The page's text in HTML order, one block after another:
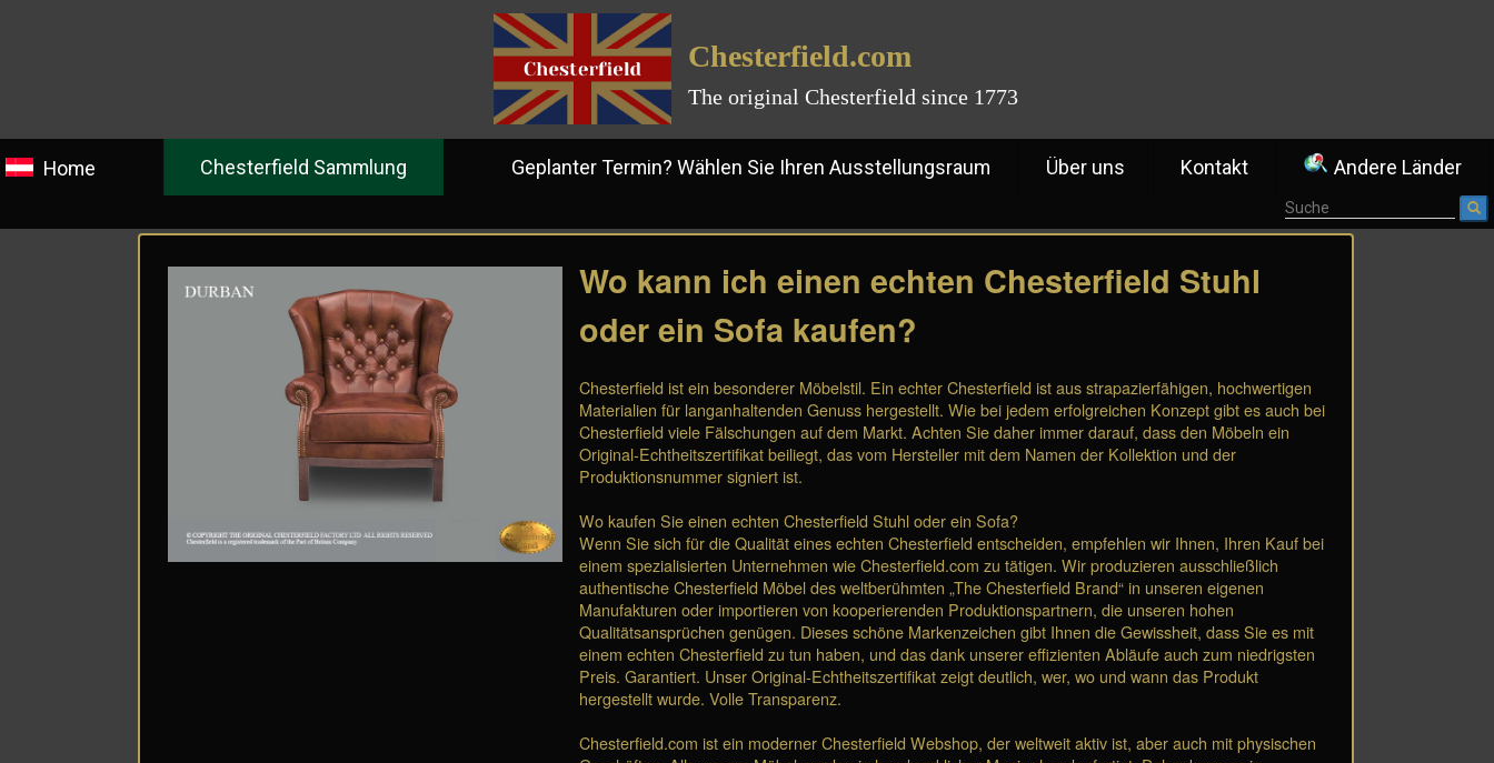
Chesterfield.com
The original Chesterfield since 1773
Home Chesterfield Sammlung Geplanter Termin? Wählen Sie Ihren Ausstellungsraum Über uns Kontakt Andere Länder
Wo kann ich einen echten Chesterfield Stuhl
oder ein Sofa kaufen?
Chesterfield ist ein besonderer Möbelstil. Ein echter Chesterfield ist aus strapazierfähigen, hochwertigen
Materialien für langanhaltenden Genuss hergestellt. Wie bei jedem erfolgreichen Konzept gibt es auch bei
Chesterfield viele Fälschungen auf dem Markt. Achten Sie daher immer darauf, dass den Möbeln ein
Original-Echtheitszertifikat beiliegt, das vom Hersteller mit dem Namen der Kollektion und der
Produktionsnummer signiert ist.
Wo kaufen Sie einen echten Chesterfield Stuhl oder ein Sofa?
Wenn Sie sich für die Qualität eines echten Chesterfield entscheiden, empfehlen wir Ihnen, Ihren Kauf bei
einem spezialisierten Unternehmen wie Chesterfield.com zu tätigen. Wir produzieren ausschließlich
authentische Chesterfield Möbel des weltberühmten „The Chesterfield Brand“ in unseren eigenen
Manufakturen oder importieren von kooperierenden Produktionspartnern, die unseren hohen
Qualitätsansprüchen genügen. Dieses schöne Markenzeichen gibt Ihnen die Gewissheit, dass Sie es mit
einem echten Chesterfield zu tun haben, und das dank unserer effizienten Abläufe auch zum niedrigsten
Preis. Garantiert. Unser Original-Echtheitszertifikat zeigt deutlich, wer, wo und wann das Produkt
hergestellt wurde. Volle Transparenz.
Chesterfield.com ist ein moderner Chesterfield Webshop, der weltweit aktiv ist, aber auch mit physischen